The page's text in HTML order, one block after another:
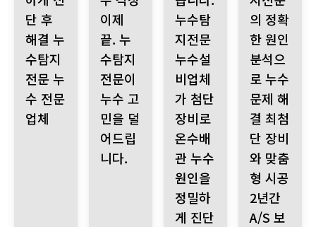
단 후
해결 누
수탐지
전문 누
수 전문
업체
이제
끝. 누
수탐지
전문이
누수 고
민을 덜
어드립
니다.
누수탐
지전문
누수설
비업체
가 첨단
장비로
온수배
관 누수
원인을
정밀하
게 진단
의 정확
한 원인
분석으
로 누수
문제 해
결 최첨
단 장비
와 맞춤
형 시공
2년간
A/S 보